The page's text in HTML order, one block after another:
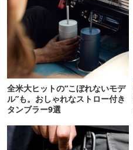
全米大ヒットの“こぼれないモデ
ル”も。おしゃれなストロー付き
タンブラー9選